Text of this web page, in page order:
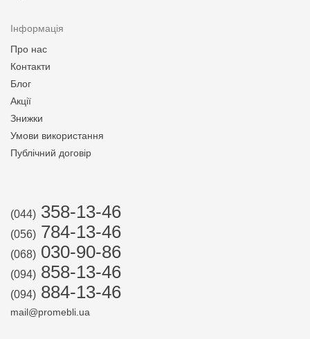
Інформація
Про нас
Контакти
Блог
Акції
Знижки
Умови використання
Публічний договір
(044) 358-13-46
(056) 784-13-46
(068) 030-90-86
(094) 858-13-46
(094) 884-13-46
mail@promebli.ua